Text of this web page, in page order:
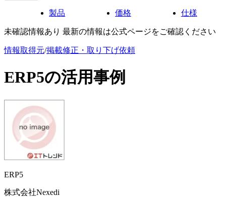
製品 価格 仕様
未確認情報あり 最新の情報は公式ページをご確認ください
情報取得元/掲載修正・取り下げ依頼
ERP5の活用事例
ERP5
株式会社Nexedi